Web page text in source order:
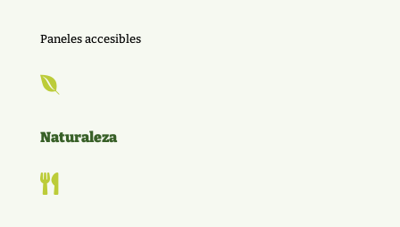
Paneles accesibles

Naturaleza
